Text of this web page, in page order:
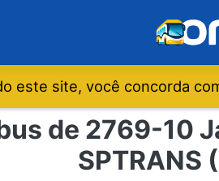
este site, você concorda
de 2769-10
SPTRANS